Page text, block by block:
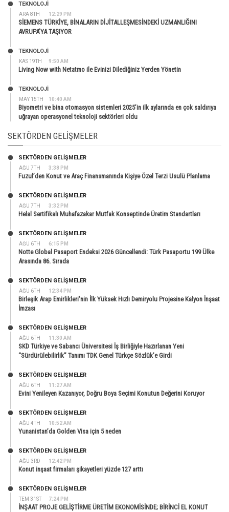
ARA 8TH 12:29 PM
TEKNOLOJİ
SİEMENS TÜRKİYE, BİNALARIN DİJİTALLEŞMESİNDEKİ UZMANLIĞINI
AVRUPA’YA TAŞIYOR
KAS 19TH 9:50 AM
TEKNOLOJİ
Living Now with Netatmo ile Evinizi Dilediğiniz Yerden Yönetin
MAY 15TH 10:40 AM
TEKNOLOJİ
Biyometri ve bina otomasyon sistemleri 2025’in ilk aylarında en çok saldırıya
uğrayan operasyonel teknoloji sektörleri oldu
SEKTÖRDEN GELIŞMELER
AĞU 7TH 3:38 PM
SEKTÖRDEN GELIŞMELER
Fuzul’den Konut ve Araç Finansmanında Kişiye Özel Terzi Usulü Planlama
AĞU 7TH 3:32 PM
SEKTÖRDEN GELIŞMELER
Helal Sertifikalı Muhafazakar Mutfak Konseptinde Üretim Standartları
AĞU 6TH 6:15 PM
SEKTÖRDEN GELIŞMELER
Notte Global Pasaport Endeksi 2026 Güncellendi: Türk Pasaportu 199 Ülke
Arasında 86. Sırada
AĞU 6TH 12:34 PM
SEKTÖRDEN GELIŞMELER
Birleşik Arap Emirlikleri’nin İlk Yüksek Hızlı Demiryolu Projesine Kalyon İnşaat
İmzası
AĞU 6TH 11:30 AM
SEKTÖRDEN GELIŞMELER
SKD Türkiye ve Sabancı Üniversitesi İş Birliğiyle Hazırlanan Yeni
“Sürdürülebilirlik” Tanımı TDK Genel Türkçe Sözlük’e Girdi
AĞU 6TH 11:27 AM
SEKTÖRDEN GELIŞMELER
Evini Yenileyen Kazanıyor, Doğru Boya Seçimi Konutun Değerini Koruyor
AĞU 4TH 10:52 AM
SEKTÖRDEN GELIŞMELER
Yunanistan’da Golden Visa için 5 neden
AĞU 3RD 12:42 PM
SEKTÖRDEN GELIŞMELER
Konut inşaat firmaları şikayetleri yüzde 127 arttı
TEM 31ST 7:24 PM
SEKTÖRDEN GELIŞMELER
İNŞAAT PROJE GELİŞTİRME ÜRETİM EKONOMİSİNDE; BİRİNCİ EL KONUT